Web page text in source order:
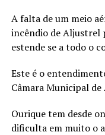
A falta de um meio
incêndio de Aljustrel
estende se a todo o
Este é o
Câmara Municipal
Ourique tem desde
dificulta em muito o